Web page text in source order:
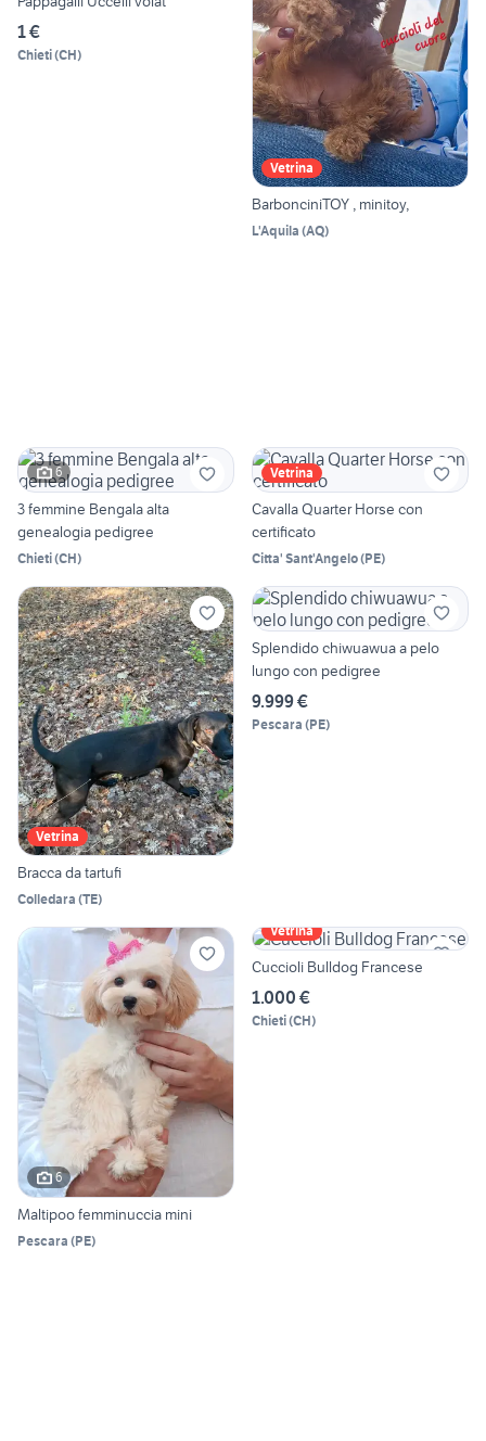
1 €
Chieti(CH)
Vetrina
BarbonciniTOY , minitoy,
L'Aquila (AQ)
6
3 femmine Bengala alta
genealogia pedigree
Chieti(CH)
Vetrina
Cavalla Quarter Horse con
certificato
Citta' Sant'Angelo(PE)
Vetrina
Bracca da tartufi
Colledara (TE)
Splendido chiwuawua a pelo
lungo con pedigree
9.999 €
Pescara (PE)
6
Maltipoo femminuccia mini
Pescara (PE)
Vetrina
Cuccioli Bulldog Francese
1.000 €
Chieti(CH)